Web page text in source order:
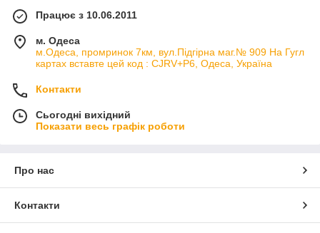
Працює з 10.06.2011
м. Одеса
м.Одеса, промринок 7км, вул.Підгірна маг.№ 909 На Гугл
картах вставте цей код : CJRV+P6, Одеса, Україна
Контакти
Сьогодні вихідний
Показати весь графік роботи
Про нас
Контакти